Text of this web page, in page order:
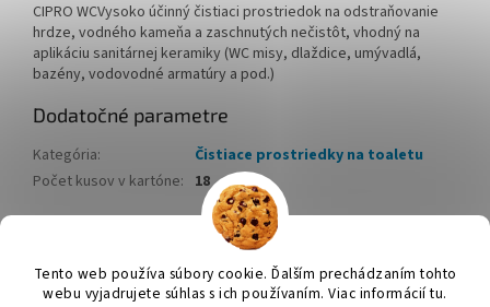
Tento web používa súbory cookie. Ďalším prechádzaním tohto
webu vyjadrujete súhlas s ich používaním. Viac informácií tu.
CIPRO WCVysoko účinný čistiaci prostriedok na odstraňovanie
hrdze, vodného kameňa a zaschnutých nečistôt, vhodný na
aplikáciu sanitárnej keramiky (WC misy, dlaždice, umývadlá,
bazény, vodovodné armatúry a pod.)
Dodatočné parametre
Kategória:
Čistiace prostriedky na toaletu
Počet kusov v kartóne: 18
Vytvoril Shoptet